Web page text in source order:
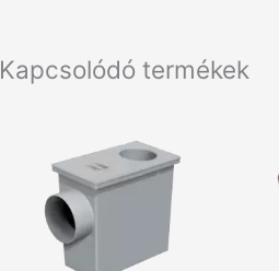
Kapcsolódó termékek